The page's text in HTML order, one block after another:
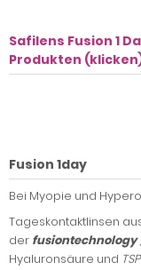
Safilens Fusion 1
Produkten
Fusion 1day
Bei Myopie und
Tageskontaktlinsen
der fusiontechnology
Hyaluronsäure und